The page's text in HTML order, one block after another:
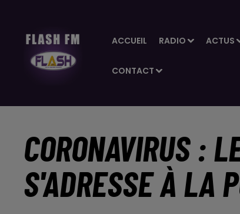
ACCUEIL RADIO ACTUS
CONTACT
CORONAVIRUS :
S'ADRESSE À LA